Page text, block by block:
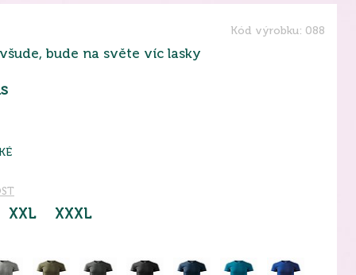
Kód výrobku: 088
bude na světe víc lasky
XXL XXXL